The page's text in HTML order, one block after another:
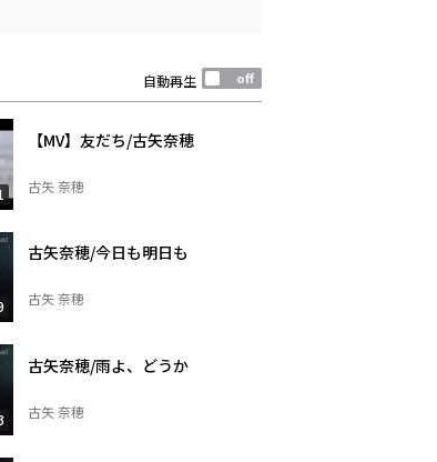
自動再生
【MV】友だち/古矢奈穂
古矢 奈穂
古矢奈穂/今日も明日も
古矢 奈穂
古矢奈穂/雨よ、どうか
古矢 奈穂